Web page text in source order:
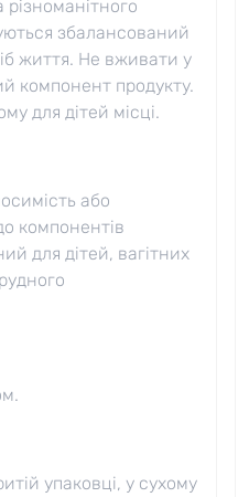
різноманітного
збалансований
життя. Не вживати у
компонент продукту.
для дітей місці.
або
компонентів
для дітей, вагітних
упаковці, у сухому